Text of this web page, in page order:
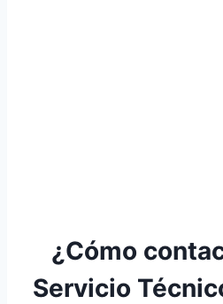
¿Cómo
Servicio